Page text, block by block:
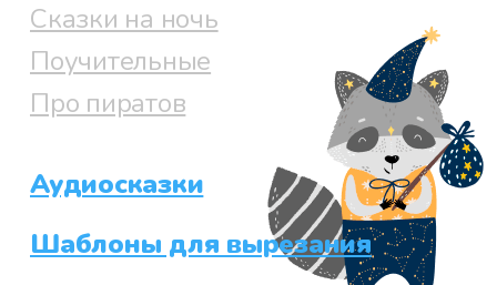
Сказки на ночь
Поучительные
Про пиратов
Аудиосказки
Шаблоны для вырезания